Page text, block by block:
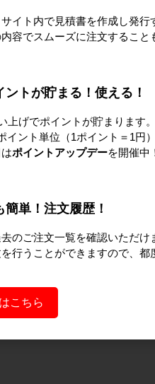
イト内で見積書を作成し発行
容でスムーズに注文すること
トが貯まる！使える！
上げでポイントが貯まります。
イント単位（1ポイント＝1円
ポイントアップデーを開催中
簡単！注文履歴！
のご注文一覧を確認いただけ
行うことができますので、都
こちら